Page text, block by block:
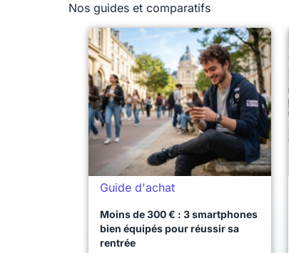
Nos guides et comparatifs
Guide d'achat
Moins de 300 € : 3 smartphones
bien équipés pour réussir sa
rentrée